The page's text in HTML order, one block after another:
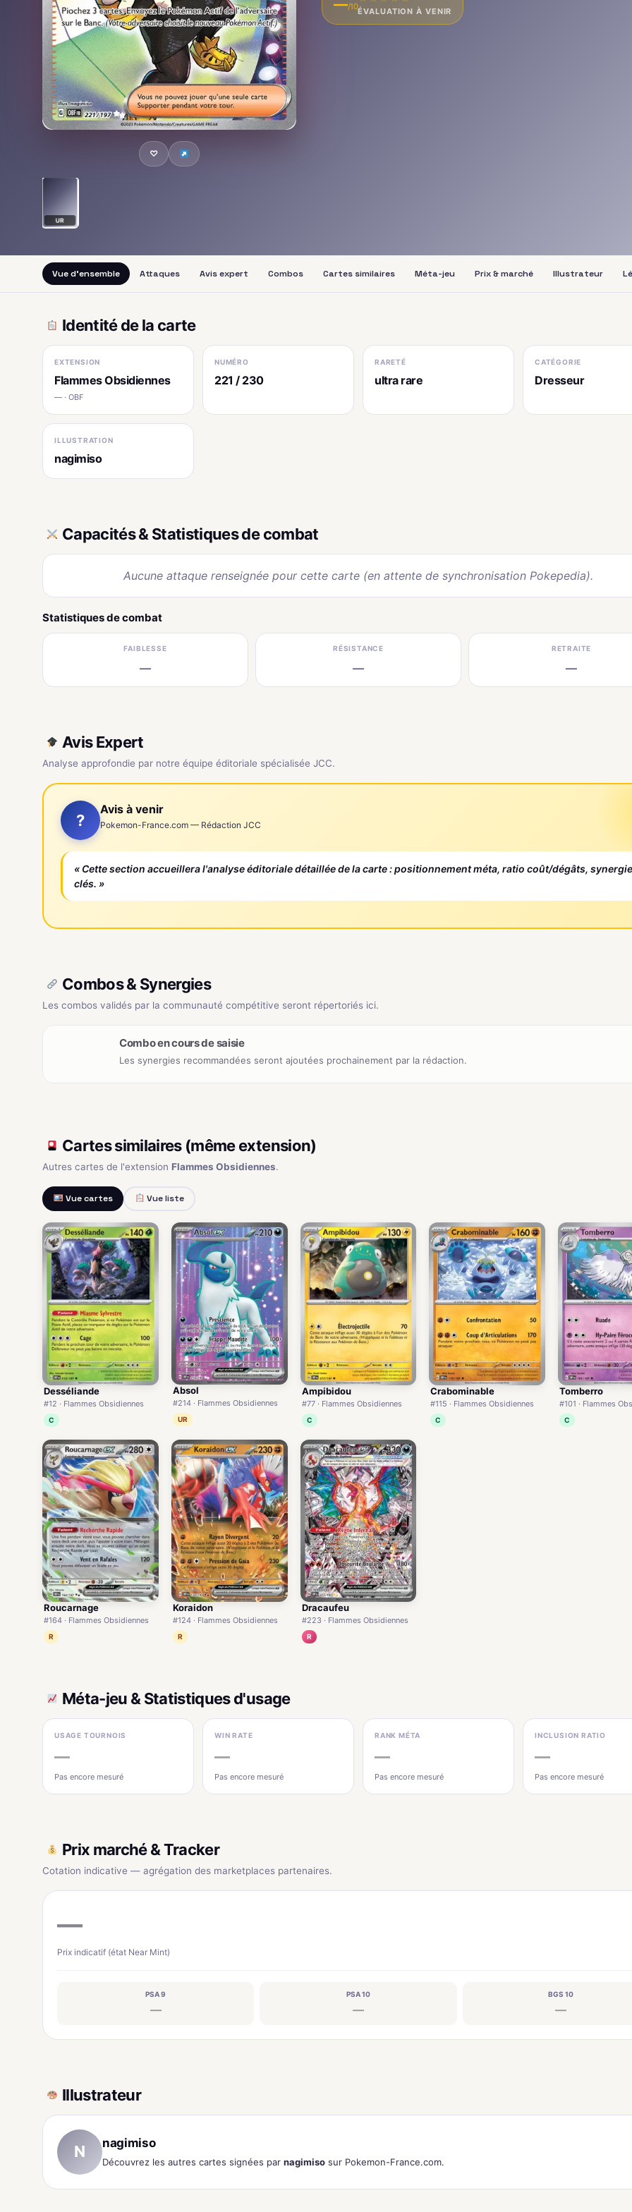
♡
UR
—/10
ÉVALUATION À VENIR
Vue d'ensemble Attaques Avis expert Combos Cartes similaires Méta-jeu Prix & marché Illustrateur
Identité de la carte
EXTENSION
Flammes Obsidiennes
— · OBF
NUMÉRO
221 / 230
RARETÉ
ultra rare
CATÉGORIE
Dresseur
ILLUSTRATION
nagimiso
Capacités & Statistiques de combat
Aucune attaque renseignée pour cette carte (en attente de synchronisation Pokepedia).
Statistiques de combat
FAIBLESSE
—
RÉSISTANCE
—
RETRAITE
—
Avis Expert
Analyse approfondie par notre équipe éditoriale spécialisée JCC.
?
Avis à venir
Pokemon-France.com — Rédaction JCC
« Cette section accueillera l'analyse éditoriale détaillée de la carte : positionnement méta, ratio coût/dégâts,
clés. »
Combos & Synergies
Les combos validés par la communauté compétitive seront répertoriés ici.
Combo en cours de saisie
Les synergies recommandées seront ajoutées prochainement par la rédaction.
Cartes similaires (même extension)
Autres cartes de l'extension Flammes Obsidiennes.
Vue cartes Vue liste
Desséliande
#12 · Flammes Obsidiennes
C
Absol
#214 · Flammes Obsidiennes
UR
Ampibidou
#77 · Flammes Obsidiennes
C
Crabominable
#115 · Flammes Obsidiennes
C
Tomberro
#101 · Flammes
C
Roucarnage
#164 · Flammes Obsidiennes
R
Koraidon
#124 · Flammes Obsidiennes
R
Dracaufeu
#223 · Flammes Obsidiennes
R
Méta-jeu & Statistiques d'usage
USAGE TOURNOIS
—
Pas encore mesuré
WIN RATE
—
Pas encore mesuré
RANK MÉTA
—
Pas encore mesuré
INCLUSION RATIO
—
Pas encore mesuré
Prix marché & Tracker
Cotation indicative — agrégation des marketplaces partenaires.
—
Prix indicatif (état Near Mint)
PSA 9
—
PSA 10
—
BGS 10
—
Illustrateur
N nagimiso
Découvrez les autres cartes signées par nagimiso sur Pokemon-France.com.